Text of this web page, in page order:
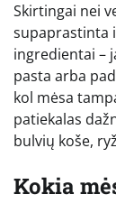
Skirtingai nei
supaprastinta
ingredientai –
pasta arba
kol mėsa
patiekalas
bulvių koše,
Kokia